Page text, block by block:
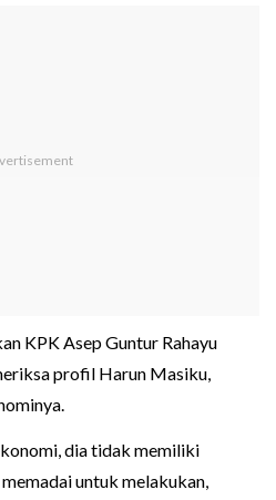
KPK Asep Guntur Rahayu
profil Harun Masiku,
dia tidak memiliki
untuk melakukan,